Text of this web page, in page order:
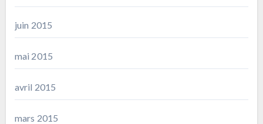
juin 2015
mai 2015
avril 2015
mars 2015